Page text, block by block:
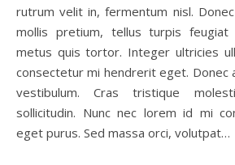
rutrum velit in, fermentum nisl.
mollis pretium, tellus turpis feugiat
metus quis tortor. Integer ultricies
consectetur mi hendrerit eget. Donec
vestibulum. Cras tristique
sollicitudin. Nunc nec lorem id mi
eget purus. Sed massa orci, volutpat…